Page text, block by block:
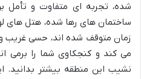
شده، تجربه ای متفاوت و تأمل
ساختمان های رها شده، هتل های
زمان متوقف شده اند، حسی غریب
می کند و کنجکاوی شما را برمی
نشیب این منطقه بیشتر بدانید.